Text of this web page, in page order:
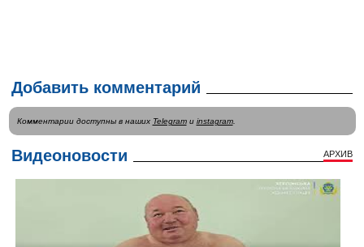
Добавить комментарий
Комментарии доступны в наших Telegramи instagram.
Видеоновости АРХИВ